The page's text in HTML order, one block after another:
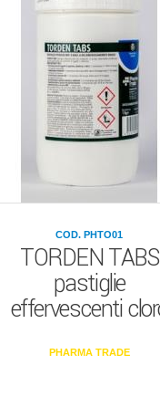
COD. PHTO01
TORDEN TABS
pastiglie
effervescenti
PHARMA TRADE